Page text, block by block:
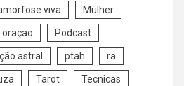
viva Mulher
oraçao Podcast
astral ptah ra
Tarot Tecnicas